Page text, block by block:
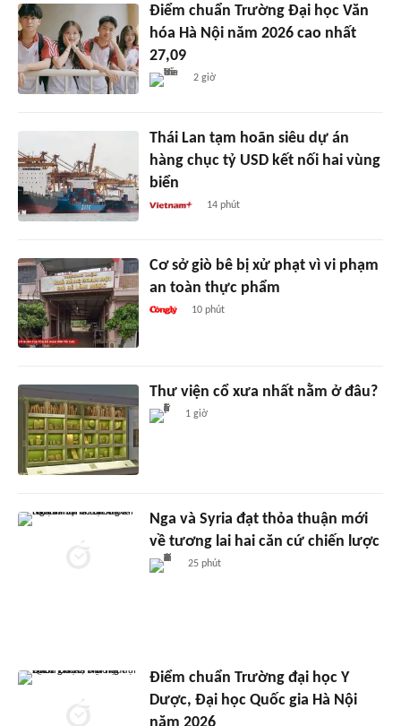
Điểm chuẩn Trường Đại học Văn
hóa Hà Nội năm 2026 cao nhất
27,09
2 giờ
Thái Lan tạm hoãn siêu dự án
hàng chục tỷ USD kết nối hai vùng
biển
14 phút
Cơ sở giò bê bị xử phạt vì vi phạm
an toàn thực phẩm
10 phút
Thư viện cổ xưa nhất nằm ở đâu?
1 giờ
Nga và Syria đạt thỏa thuận mới
về tương lai hai căn cứ chiến lược
25 phút
Điểm chuẩn Trường đại học Y
Dược, Đại học Quốc gia Hà Nội